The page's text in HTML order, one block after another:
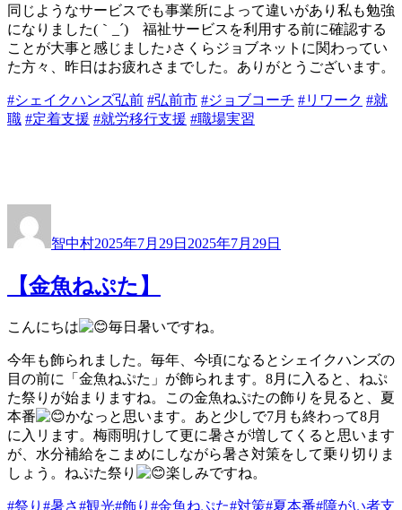
同じようなサービスでも事業所によって違いがあり私も勉強
になりました(｀_´)ゞ福祉サービスを利用する前に確認する
ことが大事と感じました♪さくらジョブネットに関わってい
た方々、昨日はお疲れさまでした。ありがとうございます。
#シェイクハンズ弘前 #弘前市 #ジョブコーチ #リワーク #就
職 #定着支援 #就労移行支援 #職場実習
者
智中村日:
2025年7月29日 2025年7月29日
【金魚ねぷた】
こんにちは 毎日暑いですね。
今年も飾られました。毎年、今頃になるとシェイクハンズの
目の前に「金魚ねぷた」が飾られます。8月に入ると、ねぷ
た祭りが始まりますね。この金魚ねぷたの飾りを見ると、夏
本番
かなっと思います。あと少しで7月も終わって8月
に入リます。梅雨明けして更に暑さが増してくると思います
が、水分補給をこまめにしながら暑さ対策をして乗り切りま
しょう。ねぷた祭り
楽しみですね。
#祭り #暑さ#観光#飾り #金魚ねぷた#対策#夏本番#障がい者支